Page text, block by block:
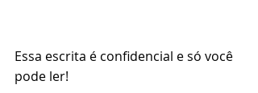
Essa escrita é confidencial e só você
pode ler!